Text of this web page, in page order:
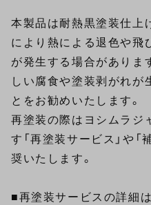
本製品は耐熱黒塗装仕上
により熱による退色や飛
が発生する場合がありま
しい腐食や塗装剥がれが
とをお勧めいたします。
再塗装の際はヨシムラジ
す「再塗装サービス」や
奨いたします。
■再塗装サービスの詳細